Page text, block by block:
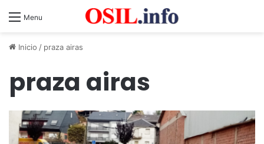
Menu
Inicio / praza airas
praza airas